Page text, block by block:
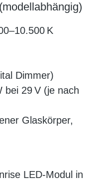
K
Dimmer)
bei 29 V (je nach
Glaskörper,
LED-Modul in